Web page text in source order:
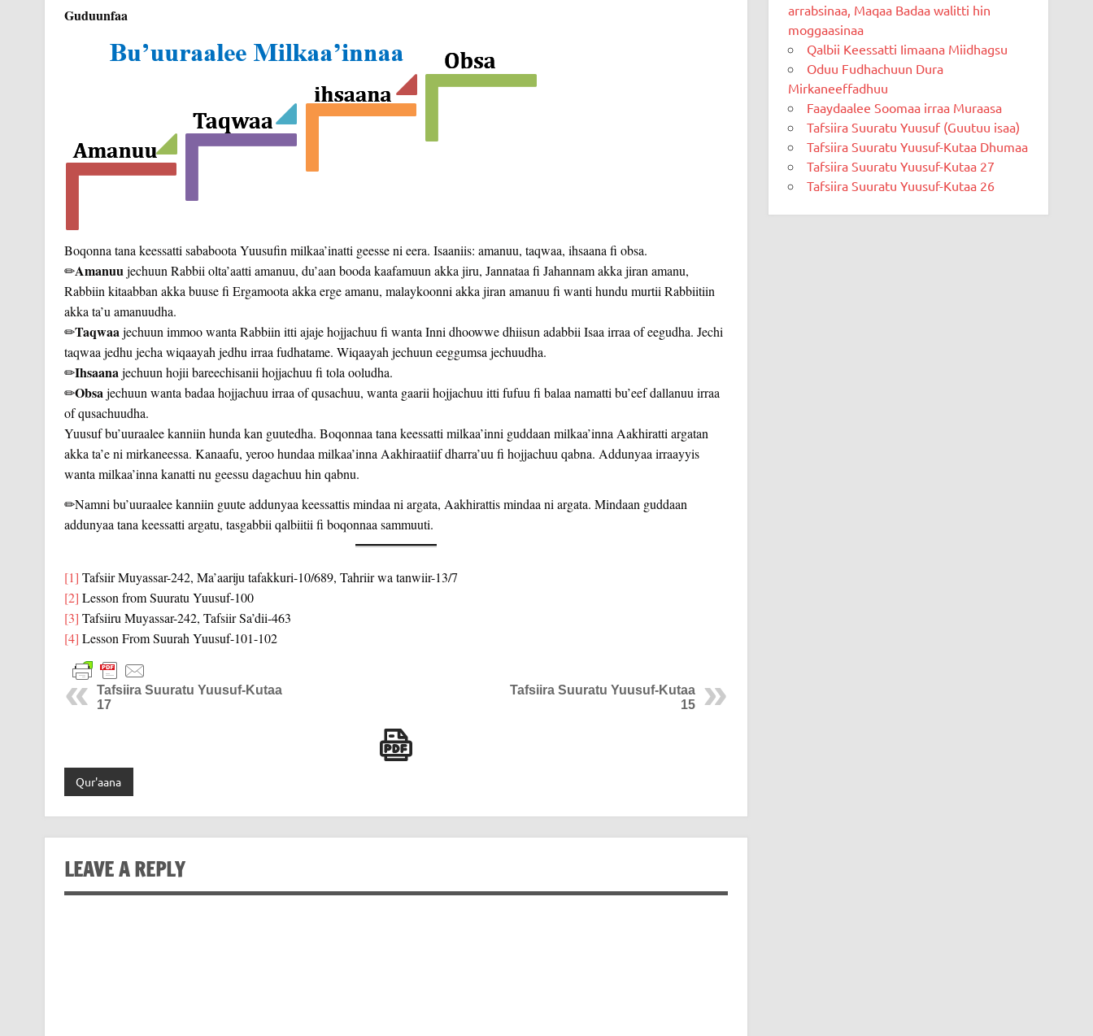
Guduunfaa
Boqonna tana keessatti sababoota Yuusufin milkaa’inatti geesse ni eera. Isaaniis: amanuu, taqwaa, ihsaana fi obsa.
✏Amanuu jechuun Rabbii olta’aatti amanuu, du’aan booda kaafamuun akka jiru, Jannataa fi Jahannam akka jiran amanu,
Rabbiin kitaabban akka buuse fi Ergamoota akka erge amanu, malaykoonni akka jiran amanuu fi wanti hundu murtii Rabbiitiin
akka ta’u amanuudha.
✏Taqwaa jechuun immoo wanta Rabbiin itti ajaje hojjachuu fi wanta Inni dhoowwe dhiisun adabbii Isaa irraa of eegudha. Jechi
taqwaa jedhu jecha wiqaayah jedhu irraa fudhatame. Wiqaayah jechuun eeggumsa jechuudha.
✏Ihsaana jechuun hojii bareechisanii hojjachuu fi tola ooludha.
✏Obsa jechuun wanta badaa hojjachuu irraa of qusachuu, wanta gaarii hojjachuu itti fufuu fi balaa namatti bu’eef dallanuu irraa
of qusachuudha.
Yuusuf bu’uuraalee kanniin hunda kan guutedha. Boqonnaa tana keessatti milkaa’inni guddaan milkaa’inna Aakhiratti argatan
akka ta’e ni mirkaneessa. Kanaafu, yeroo hundaa milkaa’inna Aakhiraatiif dharra’uu fi hojjachuu qabna. Addunyaa irraayyis
wanta milkaa’inna kanatti nu geessu dagachuu hin qabnu.
✏Namni bu’uuraalee kanniin guute addunyaa keessattis mindaa ni argata, Aakhirattis mindaa ni argata. Mindaan guddaan
addunyaa tana keessatti argatu, tasgabbii qalbiitii fi boqonnaa sammuuti.
[1] Tafsiir Muyassar-242, Ma’aariju tafakkuri-10/689, Tahriir wa tanwiir-13/7
[2] Lesson from Suuratu Yuusuf-100
[3] Tafsiiru Muyassar-242, Tafsiir Sa’dii-463
[4] Lesson From Suurah Yuusuf-101-102
Tafsiira Suuratu Yuusuf-Kutaa
17
Tafsiira Suuratu Yuusuf-Kutaa
15
Qur'aana
LEAVE A REPLY
arrabsinaa, Maqaa Badaa walitti hin
moggaasinaa
Qalbii Keessatti Iimaana Miidhagsu
Oduu Fudhachuun Dura
Mirkaneeffadhuu
Faaydaalee Soomaa irraa Muraasa
Tafsiira Suuratu Yuusuf (Guutuu isaa)
Tafsiira Suuratu Yuusuf-Kutaa Dhumaa
Tafsiira Suuratu Yuusuf-Kutaa 27
Tafsiira Suuratu Yuusuf-Kutaa 26